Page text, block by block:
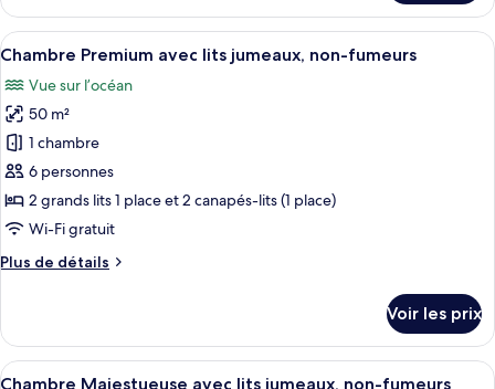
jumeaux,
non-
fumeurs
(Forest)
le
type
de
Chambre
avec
lits
jumeaux,
non-
fumeurs
(Forest)
Afficher
toutes
les
photos
pour
ce
type
de
chambre :
Chambre
lits
jumeaux,
Une chambre moderne avec une
14
Chambre Premium avec lits jumeaux, non-fumeurs
Vue sur l’océan
50 m²
1 chambre
6 personnes
2 grands lits 1 place et 2 canapés-lits (1 place)
Wi-Fi gratuit
Plus de détails
Plus
le
type
de
Voir les prix
Afficher
Une petite pièce comprenant un
15
Chambre Majestueuse avec lits jumeaux, non-fumeurs